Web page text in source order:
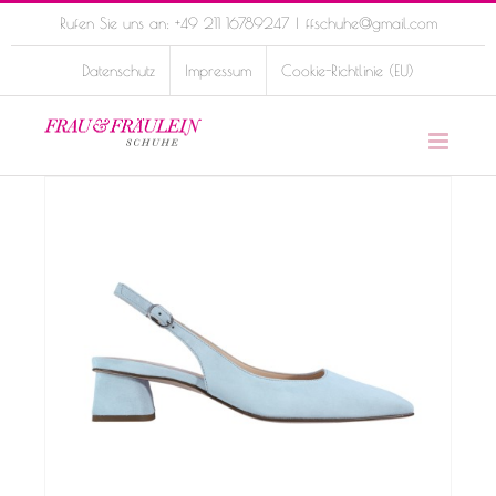
to
Rufen Sie uns an: +49 211 16789247 | ffschuhe@gmail.com
Datenschutz Impressum Cookie-Richtlinie (EU)